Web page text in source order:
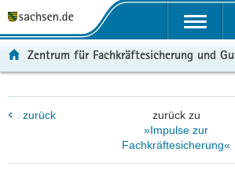
t
l
t
l
p
i
t
r
Zentrum für Fachkräftesicherung und
zurück
zurück zu
»Impulse zur
Fachkräftesicherung«